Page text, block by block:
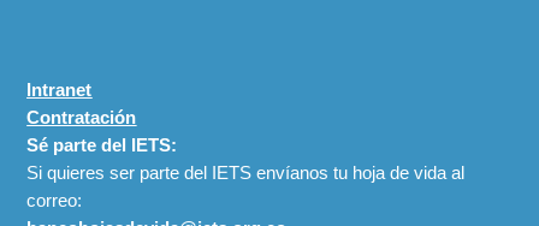
Intranet
Contratación
Sé parte del IETS:
Si quieres ser parte del IETS envíanos tu hoja de vida al
correo: